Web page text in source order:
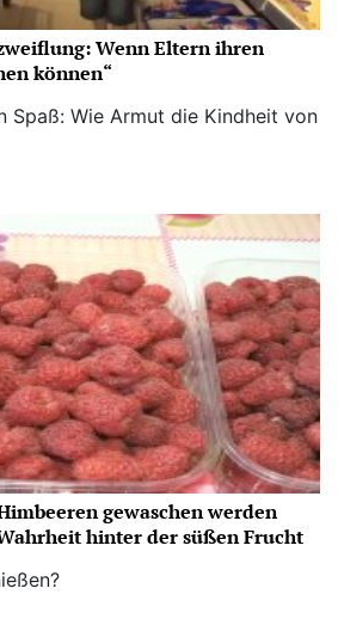
Wenn Eltern ihren
können“
Spaß: Wie Armut die Kindheit von
gewaschen werden
hinter der süßen Frucht